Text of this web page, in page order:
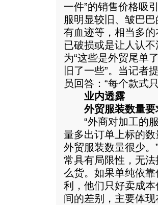
一件”的销售价格吸
服明显较旧、皱巴
有血迹等，相当多
已破损或是让人认
为“这些是外贸尾单
旧了一些”。当记者
员回答：“每个款式
业内透露
外贸服装数量
“外商对加工的服
量多出订单上标的
外贸服装数量很少
常具有局限性，无
么货。如果单纯依
利，他们只好卖成
间的差别，主要体